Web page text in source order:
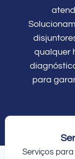
qualquer
para
Serviços